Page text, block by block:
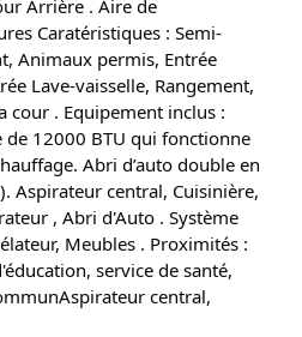
Arrière . Aire de
Caratéristiques : Semi-
Animaux permis, Entrée
Lave-vaisselle, Rangement,
cour . Equipement inclus :
12000 BTU qui fonctionne
Abri d’auto double en
Aspirateur central, Cuisinière,
, Abri d'Auto . Système
Meubles . Proximités :
service de santé,
central,